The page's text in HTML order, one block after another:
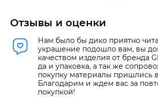
Отзывы и оценки
Нам было бы дико приятно
украшение подошло вам, вы
качеством изделия от бренда
да и упаковка, а так же
покупку материалы пришлись
Благодарим и ждем вас за
покупкой!